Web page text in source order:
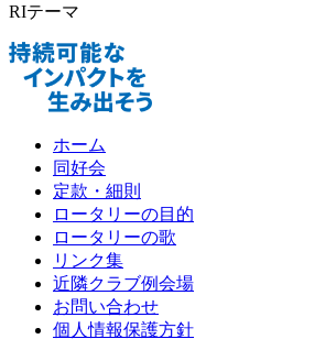
RIテーマ
ホーム
同好会
定款・細則
ロータリーの目的
ロータリーの歌
リンク集
近隣クラブ例会場
お問い合わせ
個人情報保護方針